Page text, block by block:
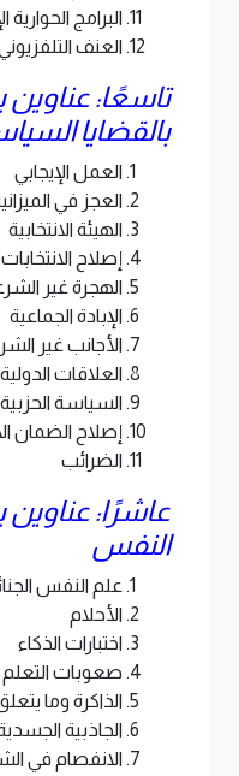
البرامج الحوارية
العنف
تاسعًا:
بالقضايا
العمل الإيجابي
العجز في
الهيئة الانتخابية
إصلاح الانتخابات
الهجرة غير
الإبادة الجماعية
الأجانب غير
العلاقات الدولية
السياسة الحزبية
إصلاح الضمان
الضرائب
عاشرًا:
النفس
علم النفس
الأحلام
اختبارات الذكاء
صعوبات التعلم
الذاكرة وما
الجاذبية
الانفصام في